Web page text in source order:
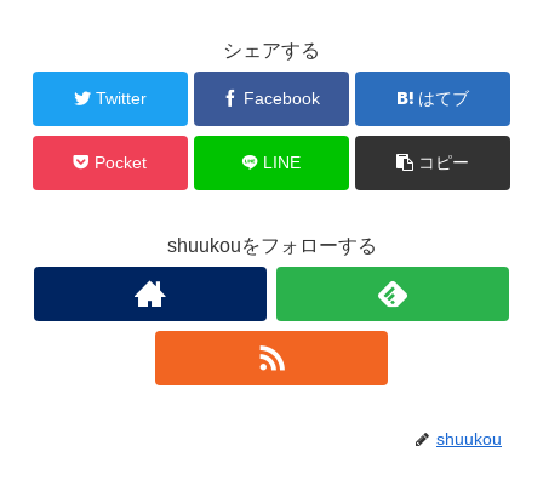
シェアする
Twitter Facebook はてブ
Pocket LINE コピー
shuukouをフォローする
shuukou